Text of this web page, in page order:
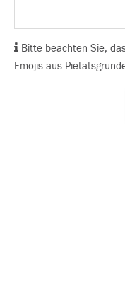
Bitte beachten Sie,
Emojis aus